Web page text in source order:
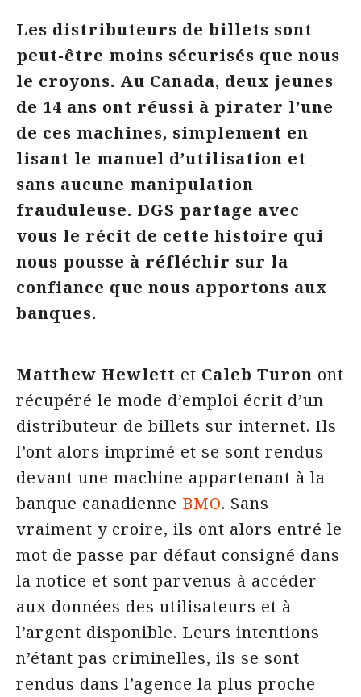
Les distributeurs de billets sont
peut-être moins sécurisés que nous
le croyons. Au Canada, deux jeunes
de 14 ans ont réussi à pirater l’une
de ces machines, simplement en
lisant le manuel d’utilisation et
sans aucune manipulation
frauduleuse. DGS partage avec
vous le récit de cette histoire qui
nous pousse à réfléchir sur la
confiance que nous apportons aux
banques.
Matthew Hewlett et Caleb Turon ont
récupéré le mode d’emploi écrit d’un
distributeur de billets sur internet. Ils
l’ont alors imprimé et se sont rendus
devant une machine appartenant à la
banque canadienne BMO. Sans
vraiment y croire, ils ont alors entré le
mot de passe par défaut consigné dans
la notice et sont parvenus à accéder
aux données des utilisateurs et à
l’argent disponible. Leurs intentions
n’étant pas criminelles, ils se sont
rendus dans l’agence la plus proche